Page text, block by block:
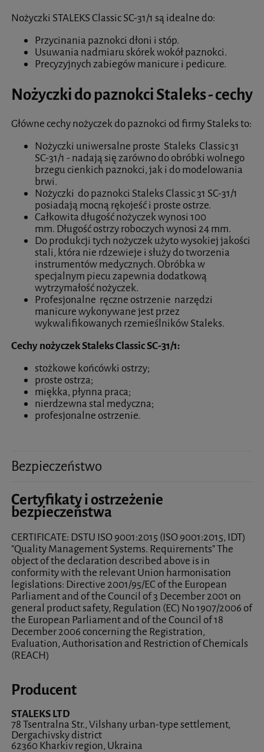
Nożyczki STALEKS Classic SC-31/1 są idealne do:
Przycinania paznokci dłoni i stóp.
Usuwania nadmiaru skórek wokół paznokci.
Precyzyjnych zabiegów manicure i pedicure.
Nożyczki do paznokci Staleks - cechy
Główne cechy nożyczek do paznokci od firmy Staleks to:
Nożyczki uniwersalne proste Staleks Classic 31
SC-31/1 - nadają się zarówno do obróbki wolnego
brzegu cienkich paznokci, jak i do modelowania
brwi.
Nożyczki do paznokci Staleks Classic 31 SC-31/1
posiadają mocną rękojeść i proste ostrze.
Całkowita długość nożyczek wynosi 100
mm. Długość ostrzy roboczych wynosi 24 mm.
Do produkcji tych nożyczek użyto wysokiej jakości
stali, która nie rdzewieje i służy do tworzenia
instrumentów medycznych. Obróbka w
specjalnym piecu zapewnia dodatkową
wytrzymałość nożyczek.
Profesjonalne ręczne ostrzenie narzędzi
manicure wykonywane jest przez
wykwalifikowanych rzemieślników Staleks.
Cechy nożyczek Staleks Classic SC-31/1:
stożkowe końcówki ostrzy;
proste ostrza;
miękka, płynna praca;
nierdzewna stal medyczna;
profesjonalne ostrzenie.
Bezpieczeństwo
Certyfikaty i ostrzeżenie
bezpieczeństwa
CERTIFICATE: DSTU ISO 9001:2015 (ISO 9001:2015, IDT)
"Quality Management Systems. Requirements" The
object of the declaration described above is in
conformity with the relevant Union harmonisation
legislations: Directive 2001/95/EC of the European
Parliament and of the Council of 3 December 2001 on
general product safety, Regulation (EC) No 1907/2006 of
the European Parliament and of the Council of 18
December 2006 concerning the Registration,
Evaluation, Authorisation and Restriction of Chemicals
(REACH)
Producent
STALEKS LTD
78 Tsentralna Str., Vilshany urban-type settlement,
Dergachivsky district
62360 Kharkiv region, Ukraina